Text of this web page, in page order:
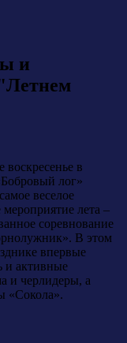
и
в
лог»
веселое
лета –
соревнование
В этом
впервые
и активные
и черлидеры, а
«Сокола».